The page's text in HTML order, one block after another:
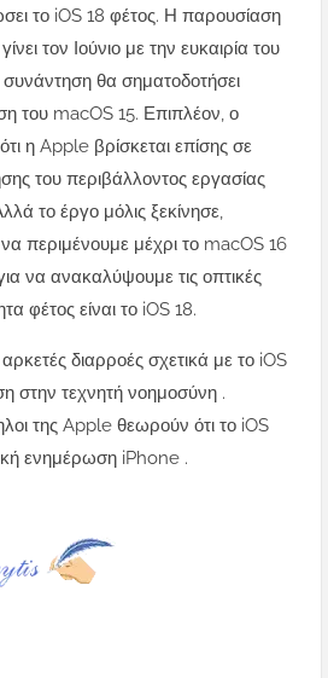
το iOS 18 φέτος. Η παρουσίαση
τον Ιούνιο με την ευκαιρία του
θα σηματοδοτήσει
του macOS 15. Επιπλέον, ο
η Apple βρίσκεται επίσης σε
του περιβάλλοντος εργασίας
το έργο μόλις ξεκίνησε,
περιμένουμε μέχρι το macOS 16
να ανακαλύψουμε τις οπτικές
φέτος είναι το iOS 18.
διαρροές σχετικά με το iOS
στην τεχνητή νοημοσύνη .
της Apple θεωρούν ότι το iOS
ενημέρωση iPhone .